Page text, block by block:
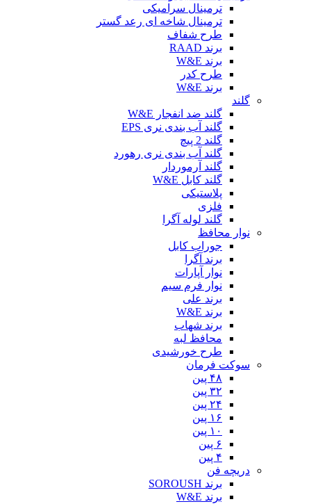
ترمینال سرامیکی
ترمینال شاخه ای رعد گستر
طرح شفاف
برند RAAD
برند W&E
طرح کدر
برند W&E
گلند
گلند ضد انفجار W&E
گلند آب بندی نری EPS
گلند 2 پیچ
گلند آب بندی نری رهورد
گلند آرموردار
گلند کابل W&E
پلاستیکی
فلزی
گلند لوله آگرا
نوار محافظ
جوراب کابل
برند آگرا
نوار آپارات
نوار فرم سیم
برند علی
برند W&E
برند شهاب
محافظ لبه
طرح خورشیدی
سوکت فرمان
۴۸ پین
۳۲ پین
۲۴ پین
۱۶ پین
۱۰ پین
۶ پین
۴ پین
دریچه فن
برند SOROUSH
برند W&E